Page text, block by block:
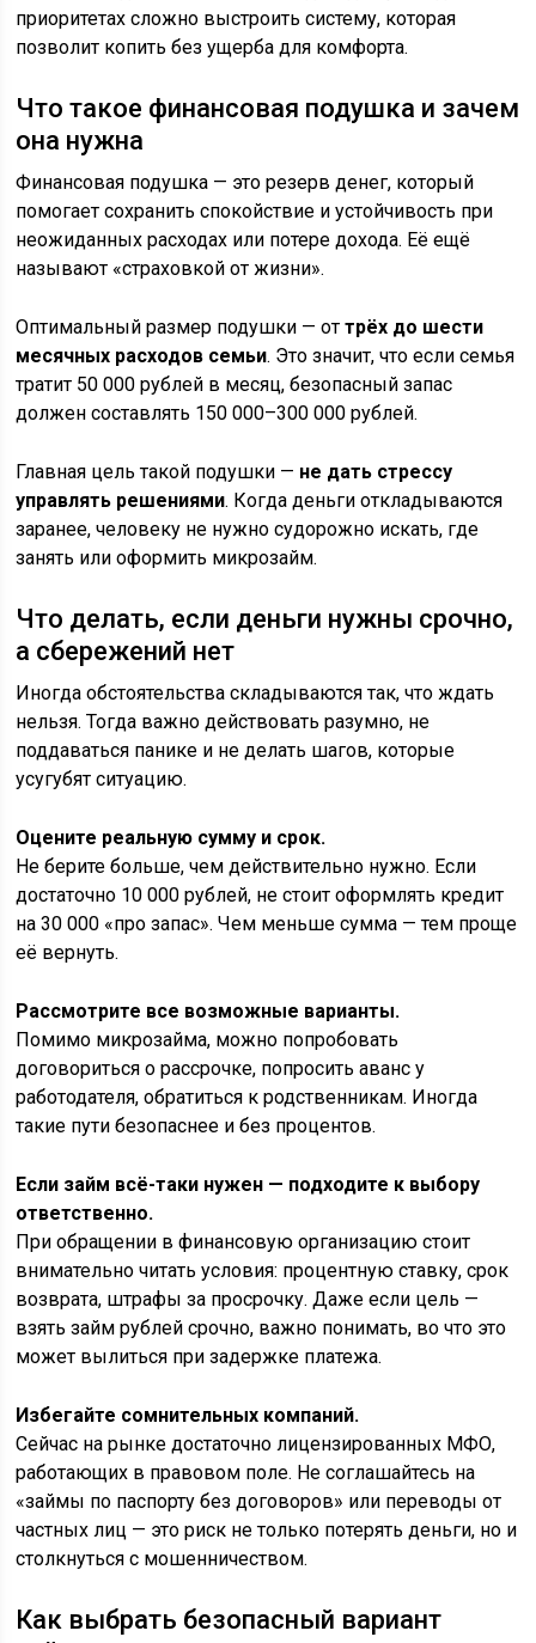
приоритетах сложно выстроить систему, которая
позволит копить без ущерба для комфорта.
Что такое финансовая подушка и зачем
она нужна
Финансовая подушка — это резерв денег, который
помогает сохранить спокойствие и устойчивость при
неожиданных расходах или потере дохода. Её ещё
называют «страховкой от жизни».
Оптимальный размер подушки — оттрёх до шести
месячных расходов семьи. Это значит, что если семья
тратит 50 000 рублей в месяц, безопасный запас
должен составлять 150 000–300 000 рублей.
Главная цель такой подушки — не дать стрессу
управлять решениями. Когда деньги откладываются
заранее, человеку не нужно судорожно искать, где
занять или оформить микрозайм.
Что делать, если деньги нужны срочно,
а сбережений нет
Иногда обстоятельства складываются так, что ждать
нельзя. Тогда важно действовать разумно, не
поддаваться панике и не делать шагов, которые
усугубят ситуацию.
Оцените реальную сумму и срок.
Не берите больше, чем действительно нужно. Если
достаточно 10 000 рублей, не стоит оформлять кредит
на 30 000 «про запас». Чем меньше сумма — тем проще
её вернуть.
Рассмотрите все возможные варианты.
Помимо микрозайма, можно попробовать
договориться о рассрочке, попросить аванс у
работодателя, обратиться к родственникам. Иногда
такие пути безопаснее и без процентов.
Если займ всё-таки нужен — подходите к выбору
ответственно.
При обращении в финансовую организацию стоит
внимательно читать условия: процентную ставку, срок
возврата, штрафы за просрочку. Даже если цель —
взять займ рублей срочно, важно понимать, во что это
может вылиться при задержке платежа.
Избегайте сомнительных компаний.
Сейчас на рынке достаточно лицензированных МФО,
работающих в правовом поле. Не соглашайтесь на
«займы по паспорту без договоров» или переводы от
частных лиц — это риск не только потерять деньги, но и
столкнуться с мошенничеством.
Как выбрать безопасный вариант